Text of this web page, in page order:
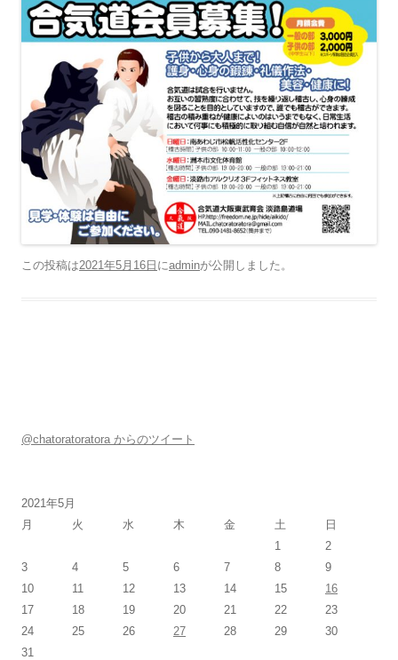
この投稿は2021年5月16日 にadminが公開しました 。
@chatoratoratora からのツイート
2021年5月
月
火 水 木 金 土
日
1
2
3
4 5 6 7 8
9
10
11 12 13 14 15
16
17
18 19 20 21 22
23
24
25 26 27 28 29
30
31